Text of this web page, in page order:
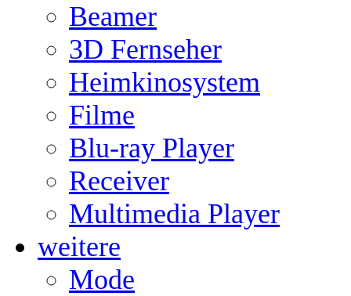
Beamer
3D Fernseher
Heimkinosystem
Filme
Blu-ray Player
Receiver
Multimedia Player
weitere
Mode